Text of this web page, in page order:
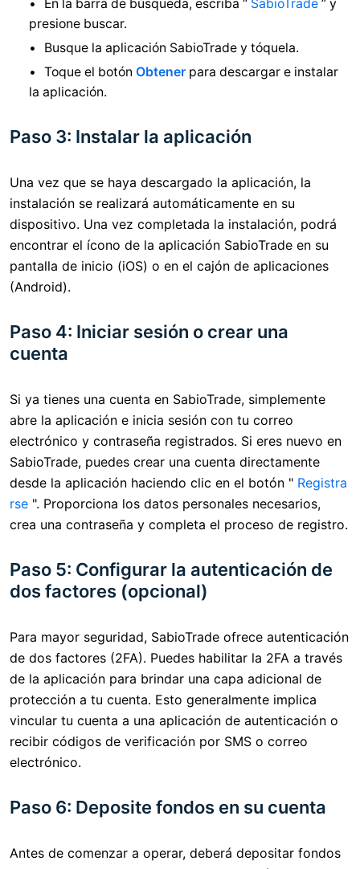
En la barra de búsqueda, escriba “ SabioTrade ” y
presione buscar.
Busque la aplicación SabioTrade y tóquela.
Toque el botón Obtener para descargar e instalar
la aplicación.
Paso 3: Instalar la aplicación
Una vez que se haya descargado la aplicación, la
instalación se realizará automáticamente en su
dispositivo. Una vez completada la instalación, podrá
encontrar el ícono de la aplicación SabioTrade en su
pantalla de inicio (iOS) o en el cajón de aplicaciones
(Android).
Paso 4: Iniciar sesión o crear una
cuenta
Si ya tienes una cuenta en SabioTrade, simplemente
abre la aplicación e inicia sesión con tu correo
electrónico y contraseña registrados. Si eres nuevo en
SabioTrade, puedes crear una cuenta directamente
desde la aplicación haciendo clic en el botón " Registra
rse ". Proporciona los datos personales necesarios,
crea una contraseña y completa el proceso de registro.
Paso 5: Configurar la autenticación de
dos factores (opcional)
Para mayor seguridad, SabioTrade ofrece autenticación
de dos factores (2FA). Puedes habilitar la 2FA a través
de la aplicación para brindar una capa adicional de
protección a tu cuenta. Esto generalmente implica
vincular tu cuenta a una aplicación de autenticación o
recibir códigos de verificación por SMS o correo
electrónico.
Paso 6: Deposite fondos en su cuenta
Antes de comenzar a operar, deberá depositar fondos